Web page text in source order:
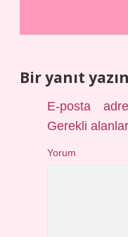
Bir yanıt yazın
E-posta
Gerekli
Yorum